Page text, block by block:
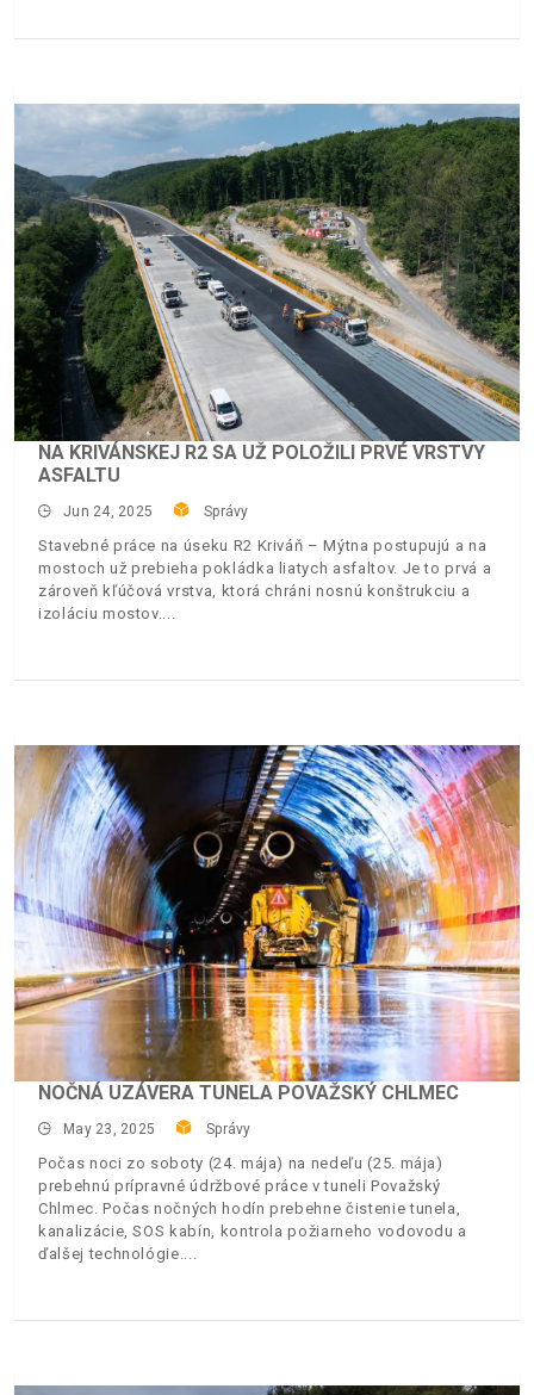
NA KRIVÁNSKEJ R2 SA UŽ POLOŽILI PRVÉ VRSTVY
ASFALTU
Jun 24, 2025 Správy
Stavebné práce na úseku R2 Kriváň – Mýtna postupujú a na
mostoch už prebieha pokládka liatych asfaltov. Je to prvá a
zároveň kľúčová vrstva, ktorá chráni nosnú konštrukciu a
izoláciu mostov.
NOČNÁ UZÁVERA TUNELA POVAŽSKÝ CHLMEC
May 23, 2025 Správy
Počas noci zo soboty (24. mája) na nedeľu (25. mája)
prebehnú prípravné údržbové práce v tuneli Považský
Chlmec. Počas nočných hodín prebehne čistenie tunela,
kanalizácie, SOS kabín, kontrola požiarneho vodovodu a
ďalšej technológie.